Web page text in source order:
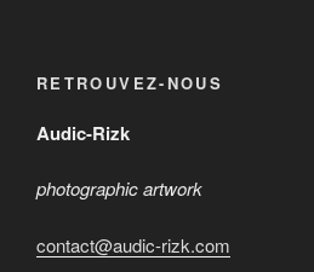
RETROUVEZ-NOUS
Audic-Rizk
photographic artwork
contact@audic-rizk.com